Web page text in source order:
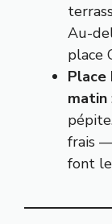
Au-
place
Place
matin
frais —
font